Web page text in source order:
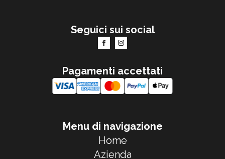
Seguici sui social
Pagamenti accettati
Menu di navigazione
Home
Azienda